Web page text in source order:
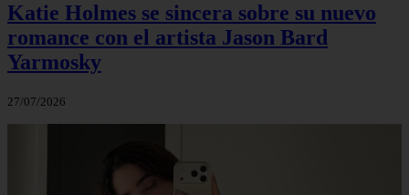
Katie Holmes se sincera sobre su nuevo
romance con el artista Jason Bard
Yarmosky
27/07/2026